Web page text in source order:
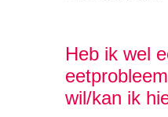
Heb ik wel
wil/kan ik